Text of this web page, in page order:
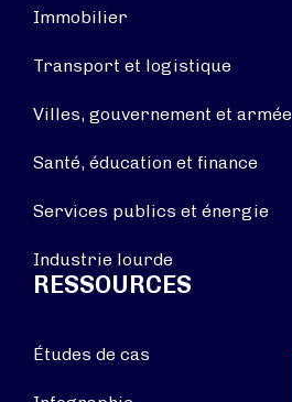
Immobilier
Transport et logistique
Villes, gouvernement et armée
Santé, éducation et finance
Services publics et énergie
Industrie lourde
RESSOURCES
Études de cas